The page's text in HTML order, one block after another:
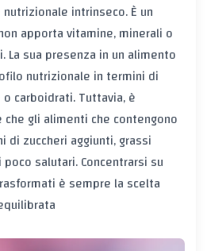
intrinseco. È un
apporta vitamine, minerali o
sua presenza in un alimento
nutrizionale in termini di
carboidrati. Tuttavia, è
gli alimenti che contengono
di zuccheri aggiunti, grassi
salutari. Concentrarsi su
è sempre la scelta